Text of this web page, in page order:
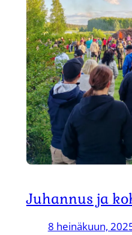
Juhannus ja
8 heinäkuun,